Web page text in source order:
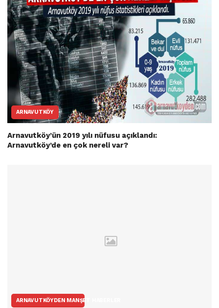
ARNAVUTKÖY
Arnavutköy’ün 2019 yılı nüfusu açıklandı:
Arnavutköy’de en çok nereli var?
ARNAVUTKÖYDEN MANŞET HABERLER